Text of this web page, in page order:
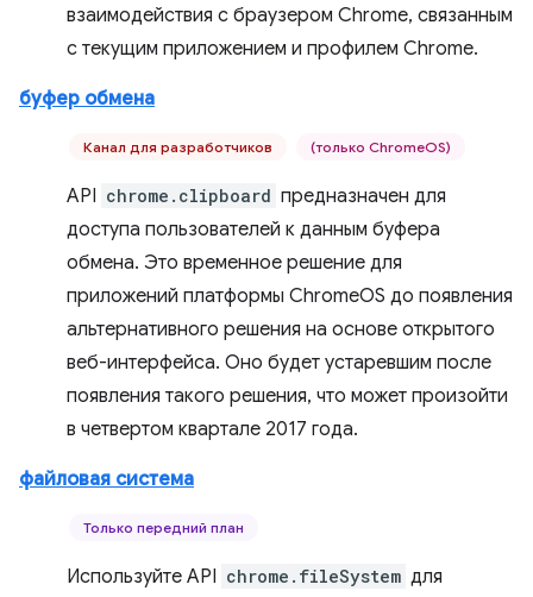
взаимодействия с браузером Chrome, связанным
с текущим приложением и профилем Chrome.
буфер обмена
Канал для разработчиков (только ChromeOS)
API chrome.clipboard предназначен для
доступа пользователей к данным буфера
обмена. Это временное решение для
приложений платформы ChromeOS до появления
альтернативного решения на основе открытого
веб-интерфейса. Оно будет устаревшим после
появления такого решения, что может произойти
в четвертом квартале 2017 года.
файловая система
Только передний план
Используйте API chrome.fileSystem для